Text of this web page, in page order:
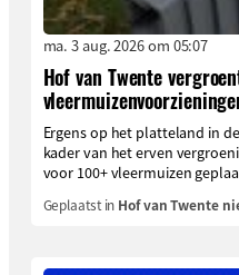
ma. 3 aug. 2026 om 05:07
Hof van Twente
Ergens op het platteland in
kader van het erven
voor 100+ vleermuizen
Geplaatst in Hof van Twente